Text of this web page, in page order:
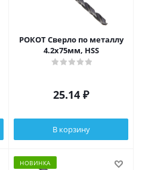
РОКОТ Сверло по металлу
4.2х75мм, HSS
25.14 ₽
В корзину
НОВИНКА